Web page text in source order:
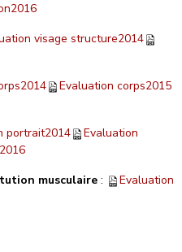
visage structure2014
Evaluation corps2015
portrait2014
Evaluation
musculaire :
Evaluation